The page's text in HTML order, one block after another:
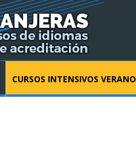
CURSOS INTENSIVOS VERANO